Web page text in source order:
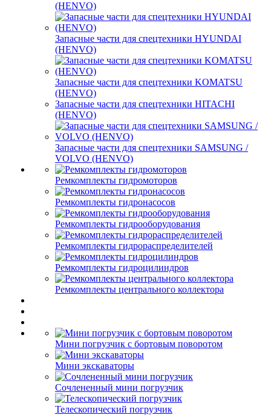
(HENVO)
Запасные части для спецтехники HYUNDAI
(HENVO)
Запасные части для спецтехники KOMATSU
(HENVO)
Запасные части для спецтехники HITACHI
(HENVO)
Запасные части для спецтехники SAMSUNG /
VOLVO (HENVO)
Ремкомплекты гидромоторов
Ремкомплекты гидронасосов
Ремкомплекты гидрооборудования
Ремкомплекты гидрораспределителей
Ремкомплекты гидроцилиндров
Ремкомплекты центрального коллектора
Мини погрузчик с бортовым поворотом
Мини экскаваторы
Сочлененный мини погрузчик
Телескопический погрузчик